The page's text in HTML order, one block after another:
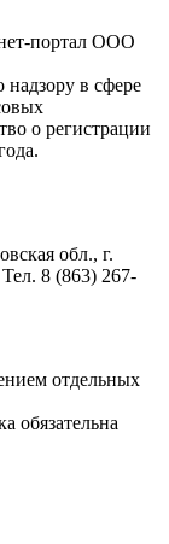
портал ООО
в сфере
о регистрации
обл., г.
8 (863) 267-
отдельных
обязательна